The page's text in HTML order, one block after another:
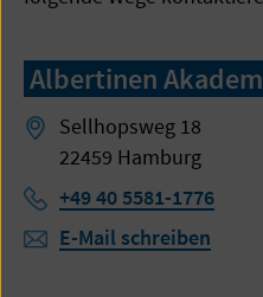
Albertinen
Sellhopsweg 18
22459 Hamburg
Telefon:
+49 40 5581-1776
E-Mail schreiben